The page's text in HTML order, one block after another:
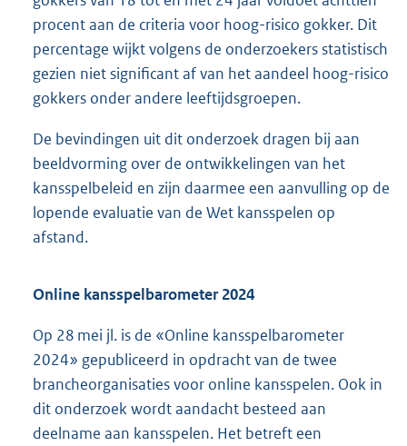
procent aan de criteria voor hoog-risico gokker. Dit
percentage wijkt volgens de onderzoekers statistisch
gezien niet significant af van het aandeel hoog-risico
gokkers onder andere leeftijdsgroepen.
De bevindingen uit dit onderzoek dragen bij aan
beeldvorming over de ontwikkelingen van het
kansspelbeleid en zijn daarmee een aanvulling op de
lopende evaluatie van de Wet kansspelen op
afstand.
Online kansspelbarometer 2024
Op 28 mei jl. is de «Online kansspelbarometer
2024» gepubliceerd in opdracht van de twee
brancheorganisaties voor online kansspelen. Ook in
dit onderzoek wordt aandacht besteed aan
deelname aan kansspelen. Het betreft een